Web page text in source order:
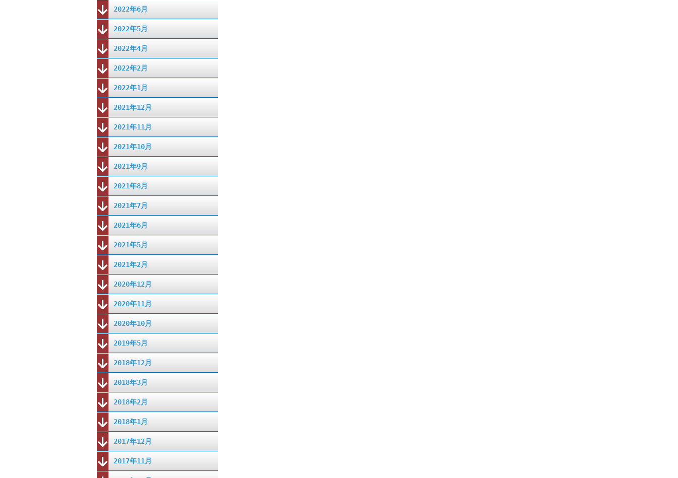
2022年6月
2022年5月
2022年4月
2022年2月
2022年1月
2021年12月
2021年11月
2021年10月
2021年9月
2021年8月
2021年7月
2021年6月
2021年5月
2021年2月
2020年12月
2020年11月
2020年10月
2019年5月
2018年12月
2018年3月
2018年2月
2018年1月
2017年12月
2017年11月